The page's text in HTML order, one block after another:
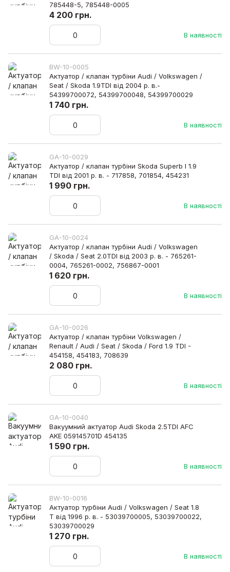
785448-5, 785448-0005
В наявності
4 200 грн.
BW-10-0005
Актуатор / клапан турбіни Audi / Volkswagen /
Seat / Skoda 1.9TDI від 2004 р. в.-
54399700072, 54399700048, 54399700029
В наявності
1 740 грн.
GA-10-0029
Актуатор / клапан турбіни Skoda Superb I 1.9
TDI від 2001 р. в. - 717858, 701854, 454231
В наявності
1 990 грн.
GA-10-0024
Актуатор / клапан турбіни Audi / Volkswagen
/ Skoda / Seat 2.0TDI від 2003 р. в. - 765261-
0004, 765261-0002, 756867-0001
В наявності
1 620 грн.
GA-10-0026
Актуатор / клапан турбіни Volkswagen /
Renault / Audi / Seat / Skoda / Ford 1.9 TDI -
454158, 454183, 708639
В наявності
2 080 грн.
GA-10-0040
Вакуумний актуатор Audi Skoda 2.5TDI AFC
AKE 059145701D 454135
В наявності
1 590 грн.
BW-10-0016
Актуатор турбіни Audi / Volkswagen / Seat 1.8
T від 1996 р. в. - 53039700005, 53039700022,
53039700029
В наявності
1 270 грн.